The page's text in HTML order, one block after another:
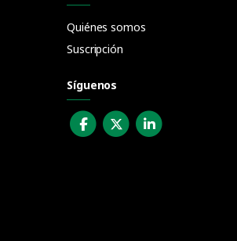
Quiénes somos
Suscripción
Síguenos